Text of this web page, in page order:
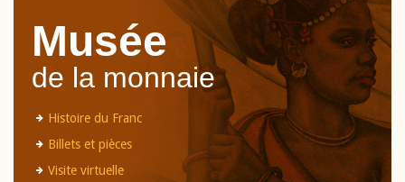
Musée
de la monnaie
Histoire du Franc
Billets et pièces
Visite virtuelle